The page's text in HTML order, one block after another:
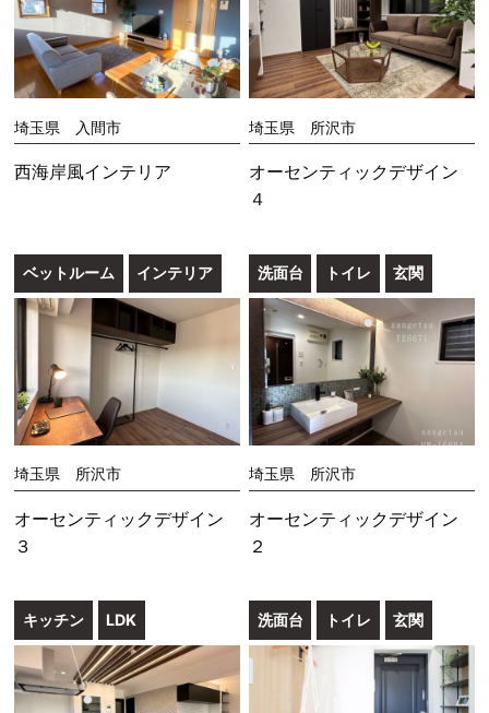
埼玉県 入間市
西海岸風インテリア
埼玉県 所沢市
オーセンティックデザイン
４
ベットルーム インテリア
埼玉県 所沢市
オーセンティックデザイン
３
洗面台 トイレ 玄関
埼玉県 所沢市
オーセンティックデザイン
２
キッチン LDK 洗面台 トイレ 玄関